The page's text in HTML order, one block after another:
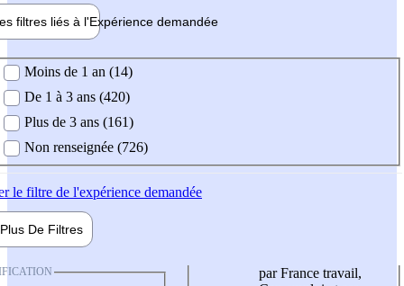
filtres liés à l'Expérience demandée
demandée
Moins de 1 an (14)
De 1 à 3 ans (420)
Plus de 3 ans (161)
Non renseignée (726)
le filtre de l'expérience demandée
Plus De Filtres
par France travail,